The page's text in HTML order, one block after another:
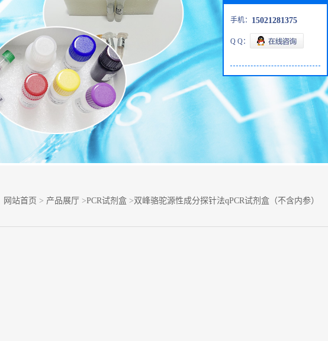
网站首页 > 产品展厅 >PCR试剂盒 >双峰骆驼源性成分探针法qPCR试剂盒（不含内参）
手机： 15021281375
Q Q：